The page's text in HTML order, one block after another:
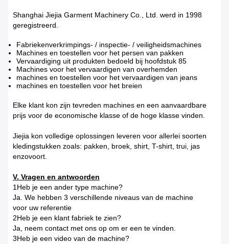
Shanghai Jiejia Garment Machinery Co., Ltd. werd in 1998
geregistreerd.
Fabriekenverkrimpings- / inspectie- / veiligheidsmachines
Machines en toestellen voor het persen van pakken
Vervaardiging uit produkten bedoeld bij hoofdstuk 85
Machines voor het vervaardigen van overhemden
machines en toestellen voor het vervaardigen van jeans
machines en toestellen voor het breien
Elke klant kon zijn tevreden machines en een aanvaardbare
prijs voor de economische klasse of de hoge klasse vinden.
Jiejia kon volledige oplossingen leveren voor allerlei soorten
kledingstukken zoals: pakken, broek, shirt, T-shirt, trui, jas
enzovoort.
V. Vragen en antwoorden
1Heb je een ander type machine?
Ja. We hebben 3 verschillende niveaus van de machine
voor uw referentie
2Heb je een klant fabriek te zien?
Ja, neem contact met ons op om er een te vinden.
3Heb je een video van de machine?